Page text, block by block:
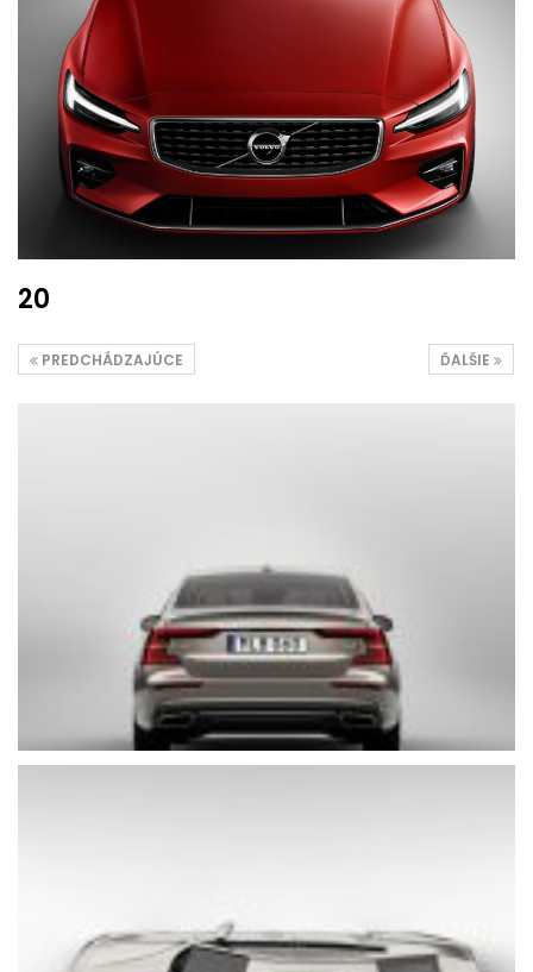
20
ĎALŠIE
PREDCHÁDZAJÚCE